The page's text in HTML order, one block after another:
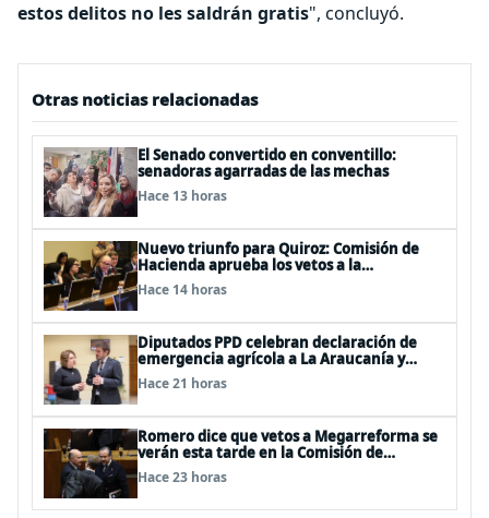
estos delitos no les saldrán gratis", concluyó.
Otras noticias relacionadas
El Senado convertido en conventillo:
senadoras agarradas de las mechas
Hace 13 horas
Nuevo triunfo para Quiroz: Comisión de
Hacienda aprueba los vetos a la
Megarreforma
Hace 14 horas
Diputados PPD celebran declaración de
emergencia agrícola a La Araucanía y
piden agilizar ayudas económicas a
familias
Hace 21 horas
Romero dice que vetos a Megarreforma se
verán esta tarde en la Comisión de
Hacienda
Hace 23 horas